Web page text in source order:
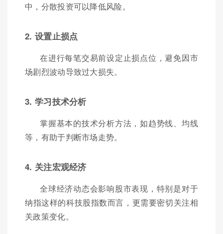
中，分散投资可以降低风险。
2. 设置止损点
在进行每笔交易前设定止损点位，避免因市
场剧烈波动导致过大损失。
3. 学习技术分析
掌握基本的技术分析方法，如趋势线、均线
等，有助于判断市场走势。
4. 关注宏观经济
全球经济动态会影响股市表现，特别是对于
纳指这样的科技股指数而言，更需要密切关注相
关政策变化。